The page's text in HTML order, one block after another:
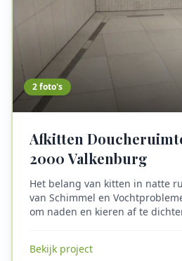
2foto's
Afkitten
2000 Valkenburg
Het belang van kitten in natte
van Schimmel en
om naden en kieren af te
vochtproblemen groot is. Het
Bekijk project